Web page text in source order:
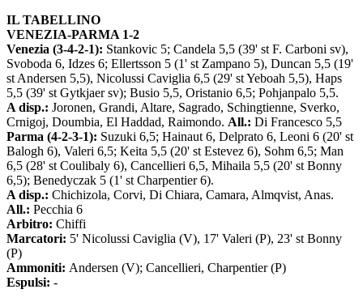
IL TABELLINO
VENEZIA-PARMA 1-2
Venezia (3-4-2-1): Stankovic 5; Candela 5,5 (39' st F. Carboni sv),
Svoboda 6, Idzes 6; Ellertsson 5 (1' st Zampano 5), Duncan 5,5 (19'
st Andersen 5,5), Nicolussi Caviglia 6,5 (29' st Yeboah 5,5), Haps
5,5 (39' st Gytkjaer sv); Busio 5,5, Oristanio 6,5; Pohjanpalo 5,5.
A disp.: Joronen, Grandi, Altare, Sagrado, Schingtienne, Sverko,
Crnigoj, Doumbia, El Haddad, Raimondo. All.: Di Francesco 5,5
Parma (4-2-3-1): Suzuki 6,5; Hainaut 6, Delprato 6, Leoni 6 (20' st
Balogh 6), Valeri 6,5; Keita 5,5 (20' st Estevez 6), Sohm 6,5; Man
6,5 (28' st Coulibaly 6), Cancellieri 6,5, Mihaila 5,5 (20' st Bonny
6,5); Benedyczak 5 (1' st Charpentier 6).
A disp.: Chichizola, Corvi, Di Chiara, Camara, Almqvist, Anas.
All.: Pecchia 6
Arbitro: Chiffi
Marcatori: 5' Nicolussi Caviglia (V), 17' Valeri (P), 23' st Bonny
(P)
Ammoniti: Andersen (V); Cancellieri, Charpentier (P)
Espulsi: -